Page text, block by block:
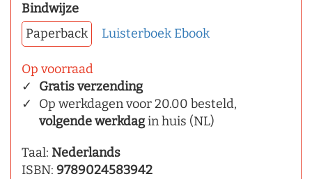
Bindwijze
Paperback
Luisterboek Ebook
Op voorraad
Gratis verzending
Op werkdagen voor 20.00 besteld,
volgende werkdagin huis (NL)
Taal: Nederlands
ISBN: 9789024583942